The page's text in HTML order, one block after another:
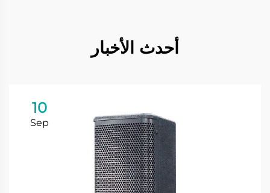
أحدث الأخبار
10
Sep